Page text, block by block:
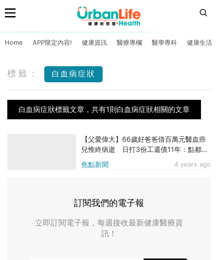
Home APP限定內容! 健康資訊 醫療專欄 醫學專科 健康生活
標籤： 白血病症狀
白血病症狀標籤文章，共有1則白血病症狀相關的文章
焦點新聞 4 years ago
【父愛偉大】66歲好爸爸借百萬元醫血癌
兒惟終病逝 日打3份工還債11年：點都要
還清
訂閱我們的電子報
立即訂閱電子報，每週接收最新健康醫療資
訊！